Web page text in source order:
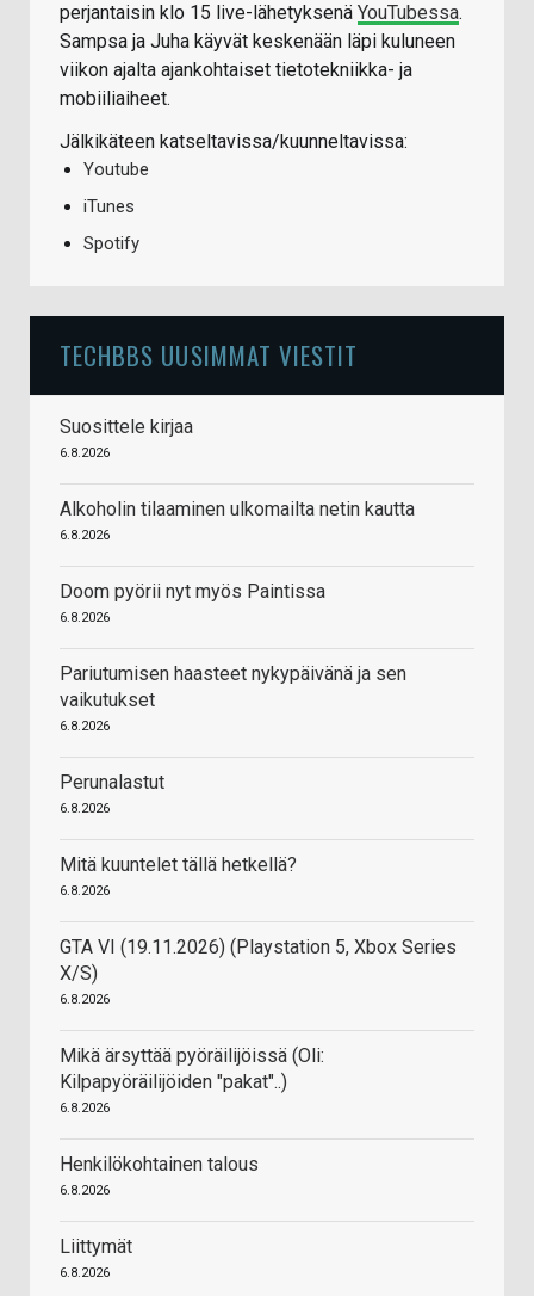
perjantaisin klo 15 live-lähetyksenä YouTubessa.
Sampsa ja Juha käyvät keskenään läpi kuluneen
viikon ajalta ajankohtaiset tietotekniikka- ja
mobiiliaiheet.
Jälkikäteen katseltavissa/kuunneltavissa:
Youtube
iTunes
Spotify
TECHBBS UUSIMMAT VIESTIT
Suosittele kirjaa
6.8.2026
Alkoholin tilaaminen ulkomailta netin kautta
6.8.2026
Doom pyörii nyt myös Paintissa
6.8.2026
Pariutumisen haasteet nykypäivänä ja sen
vaikutukset
6.8.2026
Perunalastut
6.8.2026
Mitä kuuntelet tällä hetkellä?
6.8.2026
GTA VI (19.11.2026) (Playstation 5, Xbox Series
X/S)
6.8.2026
Mikä ärsyttää pyöräilijöissä (Oli:
Kilpapyöräilijöiden "pakat"..)
6.8.2026
Henkilökohtainen talous
6.8.2026
Liittymät
6.8.2026